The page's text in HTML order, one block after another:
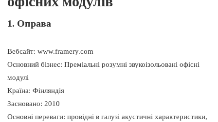
1. Оправа
Вебсайт: www.framery.com
Основний бізнес: Преміальні розумні звукоізольовані офісні
модулі
Країна: Фінляндія
Засновано: 2010
Основні переваги: ​​провідні в галузі акустичні характеристики,